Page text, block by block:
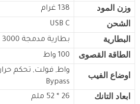
وزن المود 138 غرام
الشحن USB C
البطارية بطارية مدمجة
الطاقة القصوى 100 واط
اوضاع الفيب
واط, فولت, تحكم
Bypass
ابعاد التانك 26 * 52 ملم